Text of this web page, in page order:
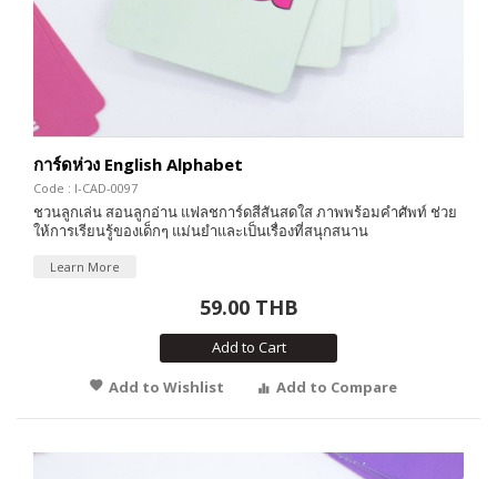
การ์ดห่วง English Alphabet
Code : I-CAD-0097
ชวนลูกเล่น สอนลูกอ่าน แฟลชการ์ดสีสันสดใส ภาพพร้อมคำศัพท์ ช่วย
ให้การเรียนรู้ของเด็กๆ แม่นยำและเป็นเรื่องที่สนุกสนาน
Learn More
59.00 THB
Add to Cart
Add to Wishlist
Add to Compare